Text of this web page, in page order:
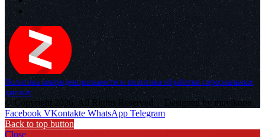
Политика конфиденциальности и политика обработки персональных
данных
© Copyright 2026, All Rights Reserved |
Designed by muvikone
Facebook VKontakte WhatsApp Telegram
Back to top button
Close